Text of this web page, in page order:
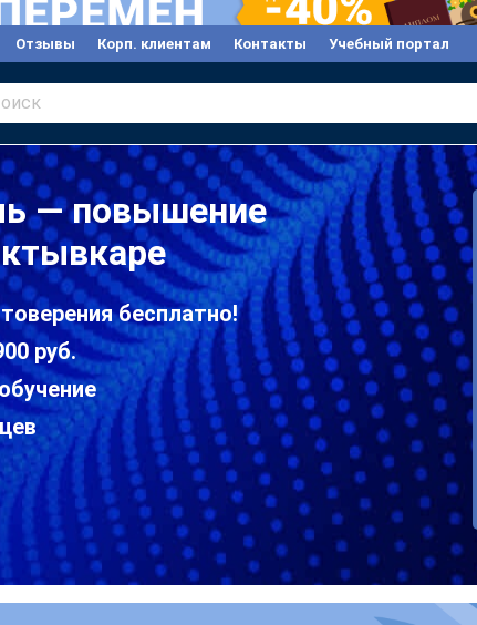
Отзывы Корп. клиентам Контакты Учебный портал
— повышение
бесплатно!
руб.